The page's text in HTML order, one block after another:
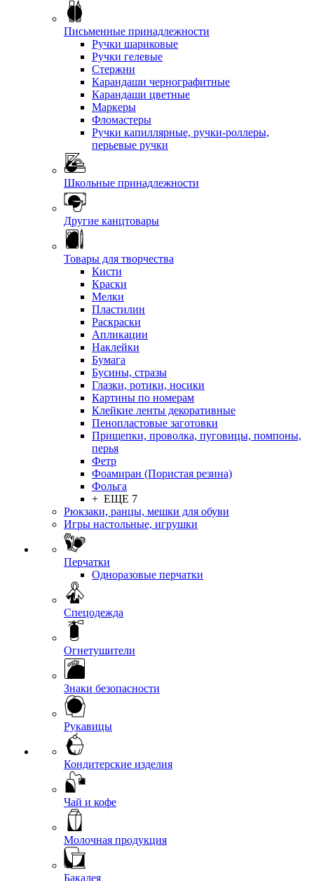
Письменные принадлежности
Ручки шариковые
Ручки гелевые
Стержни
Карандаши чернографитные
Карандаши цветные
Маркеры
Фломастеры
Ручки капиллярные, ручки-роллеры,
перьевые ручки
Школьные принадлежности
Другие канцтовары
Товары для творчества
Кисти
Краски
Мелки
Пластилин
Раскраски
Апликации
Наклейки
Бумага
Бусины, стразы
Глазки, ротики, носики
Картины по номерам
Клейкие ленты декоративные
Пенопластовые заготовки
Прищепки, проволка, пуговицы, помпоны,
перья
Фетр
Фоамиран (Пористая резина)
Фольга
+ ЕЩЕ 7
Рюкзаки, ранцы, мешки для обуви
Игры настольные, игрушки
Перчатки
Одноразовые перчатки
Спецодежда
Огнетушители
Знаки безопасности
Рукавицы
Кондитерские изделия
Чай и кофе
Молочная продукция
Бакалея